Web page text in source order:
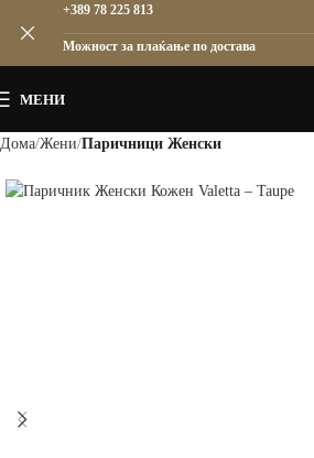
МЕНИ
Дома Жени Паричници Женски
+389 78 225 813
Можност за плаќање по достава